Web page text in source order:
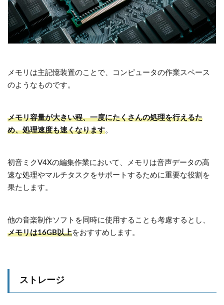
メモリは主記憶装置のことで、コンピュータの作業スペース
のようなものです。
メモリ容量が大きい程、一度にたくさんの処理を行えるた
め、処理速度も速くなります。
初音ミクV4Xの編集作業において、メモリは音声データの高
速な処理やマルチタスクをサポートするために重要な役割を
果たします。
他の音楽制作ソフトを同時に使用することも考慮するとし、
メモリは16GB以上をおすすめします。
ストレージ